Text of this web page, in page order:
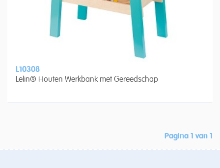
L10308
Lelin® Houten Werkbank met Gereedschap
Pagina 1 van 1